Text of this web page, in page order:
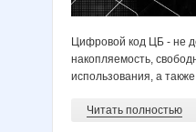
Цифровой код ЦБ - не
накопляемость,
использования, а
Читать полностью